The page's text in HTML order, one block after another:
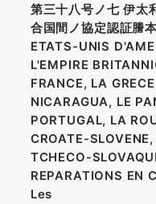
第三十八号ノ七 伊太
合国間ノ協定認証謄
ETATS-UNIS
L'EMPIRE
FRANCE, LA
NICARAGUA, LE
PORTUGAL, LA
CROATE-
TCHECO-
REPARATIONS EN
Les